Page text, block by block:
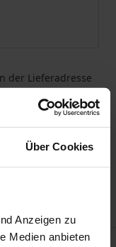
Über Cookies
Anzeigen zu
Medien anbieten
der Lieferadresse